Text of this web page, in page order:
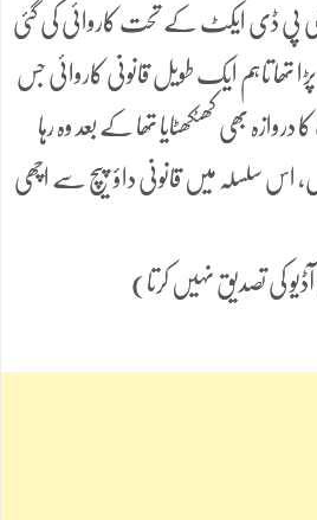
بھی پی ڈی ایکٹ کے تحت کاروائی کی گئی
تھا تاہم ایک طویل قانونی کاروائی جس
بھی کھٹکھٹایا تھا کے بعد وہ رہا
اس سلسلہ میں قانونی داؤ پیچ سے اچھی
کی تصدیق نہیں کرتا)